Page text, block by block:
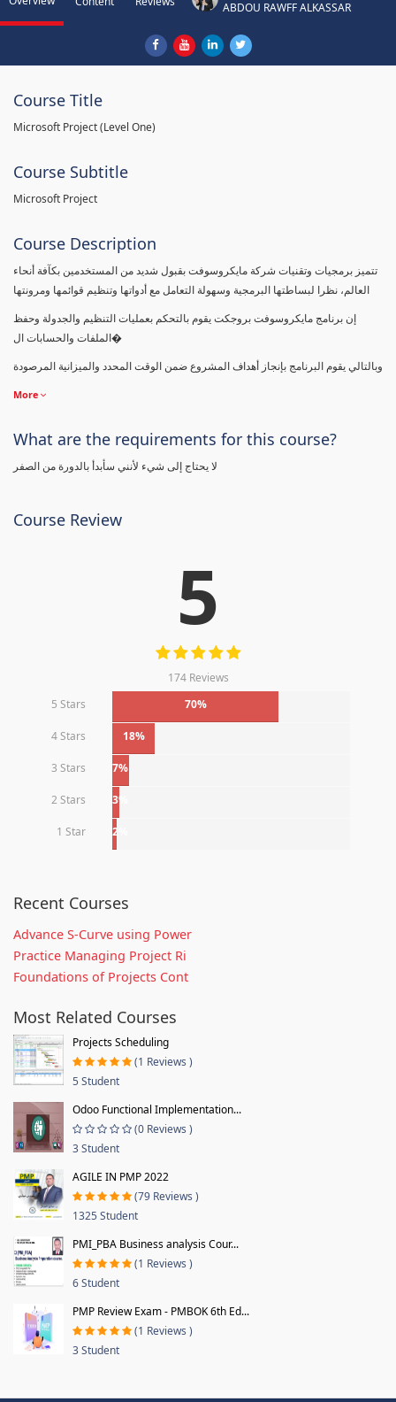
ABDOU RAWFF ALKASSAR
Course Title
Microsoft Project (Level One)
Course Subtitle
Microsoft Project
Course Description
تتميز برمجيات وتقنيات شركة مايكروسوفت بقبول شديد من المستخدمين بكآفة أنحاء
إن برنامج مايكروسوفت بروجكت يقوم بالتحكم بعمليات التنظيم والجدولة وحفظ
الملفات والحسابات ال�
وبالتالي يقوم البرنامج بإنجاز أهداف المشروع ضمن الوقت المحدد والميزانية المرصودة
More
What are the requirements for this course?
لا يحتاج إلى شيء لأنني سأبدأ بالدورة من الصفر
Course Review
5
174 Reviews
5 Stars
70%
4 Stars 18%
3 Stars 7%
2 Stars 3%
1 Star 2%
Recent Courses
Advance S-Curve using Power
Practice Managing Project Ri
Foundations of Projects Cont
Most Related Courses
Projects Scheduling
(1 Reviews )
5 Student
Odoo Functional Implementation...
(0 Reviews )
3 Student
AGILE IN PMP 2022
(79 Reviews )
1325 Student
PMI_PBA Business analysis Cour...
(1 Reviews )
6 Student
PMP Review Exam - PMBOK 6th Ed...
(1 Reviews )
3 Student